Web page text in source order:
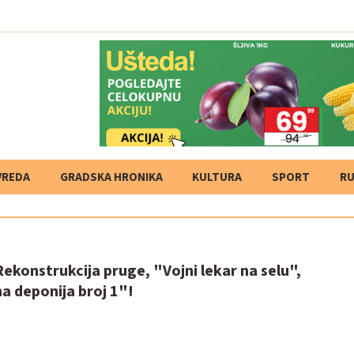
GRADSKA HRONIKA KULTURA SPORT
pruge, "Vojni lekar na selu",
deponija broj 1"!